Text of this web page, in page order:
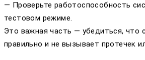
— Проверьте работоспособность
тестовом режиме.
Это важная часть — убедиться, что
правильно и не вызывает протечек